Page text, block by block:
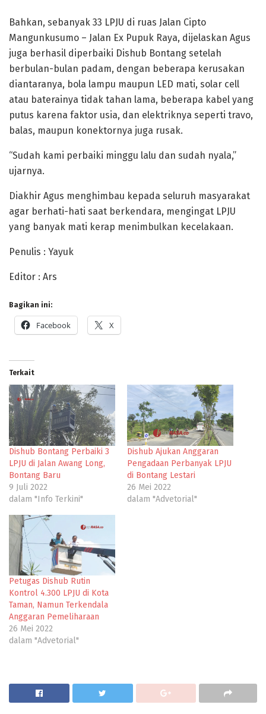
Bahkan, sebanyak 33 LPJU di ruas Jalan Cipto
Mangunkusumo – Jalan Ex Pupuk Raya, dijelaskan Agus
juga berhasil diperbaiki Dishub Bontang setelah
berbulan-bulan padam, dengan beberapa kerusakan
diantaranya, bola lampu maupun LED mati, solar cell
atau baterainya tidak tahan lama, beberapa kabel yang
putus karena faktor usia, dan elektriknya seperti travo,
balas, maupun konektornya juga rusak.
“Sudah kami perbaiki minggu lalu dan sudah nyala,”
ujarnya.
Diakhir Agus menghimbau kepada seluruh masyarakat
agar berhati-hati saat berkendara, mengingat LPJU
yang banyak mati kerap menimbulkan kecelakaan.
Penulis : Yayuk
Editor : Ars
Bagikan ini:
Facebook X
Terkait
Dishub Bontang Perbaiki 3
LPJU di Jalan Awang Long,
Bontang Baru
9 Juli 2022
dalam "Info Terkini"
Dishub Ajukan Anggaran
Pengadaan Perbanyak LPJU
di Bontang Lestari
26 Mei 2022
dalam "Advetorial"
Petugas Dishub Rutin
Kontrol 4.300 LPJU di Kota
Taman, Namun Terkendala
Anggaran Pemeliharaan
26 Mei 2022
dalam "Advetorial"